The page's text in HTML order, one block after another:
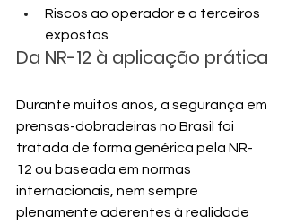
Riscos ao operador e a terceiros
expostos
Da NR-12 à aplicação prática
Durante muitos anos, a segurança em
prensas-dobradeiras no Brasil foi
tratada de forma genérica pela NR-
12 ou baseada em normas
internacionais, nem sempre
plenamente aderentes à realidade